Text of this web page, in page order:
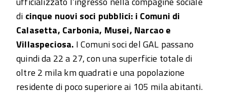
di cinque nuovi soci pubblici: i Comuni di
Calasetta, Carbonia, Musei, Narcao e
Villaspeciosa. I Comuni soci del GAL passano
quindi da 22 a 27, con una superficie totale di
oltre 2 mila km quadrati e una popolazione
residente di poco superiore ai 105 mila abitanti.